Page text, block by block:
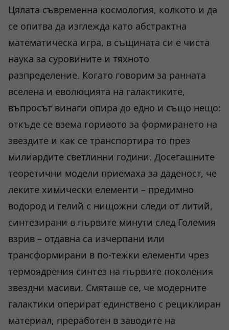
Цялата съвременна космология, колкото и да
се опитва да изглежда като абстрактна
математическа игра, в същината си е чиста
наука за суровините и тяхното
разпределение. Когато говорим за ранната
вселена и еволюцията на галактиките,
въпросът винаги опира до едно и също нещо:
откъде се взема горивото за формирането на
звездите и как се транспортира то през
милиардите светлинни години. Досегашните
теоретични модели приемаха за даденост, че
леките химически елементи – предимно
водород и гелий с нищожни следи от литий,
синтезирани в първите минути след Големия
взрив – отдавна са изчерпани или
трансформирани в по-тежки елементи чрез
термоядрения синтез на първите поколения
звездни масиви. Смяташе се, че модерните
галактики оперират единствено с рециклиран
материал, преработен в заводите на